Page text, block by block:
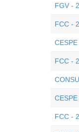
FGV -
FCC -
FCC -
FCC -